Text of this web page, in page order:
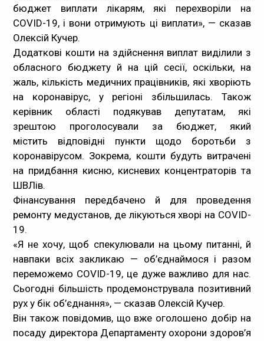
Статистика
Документи
Контакти
Карта сайта
бюджет виплати лікарям, які перехворіли на
COVID-19, і вони отримують ці виплати», — сказав
Олексій Кучер.
Додаткові кошти на здійснення виплат виділили з
обласного бюджету й на цій сесії, оскільки, на
жаль, кількість медичних працівників, які хворіють
на коронавірус, у регіоні збільшилась. Також
керівник області подякував депутатам, які
зрештою проголосували за бюджет, який
містить відповідні пункти щодо боротьби з
коронавірусом. Зокрема, кошти будуть витрачені
на придбання кисню, кисневих концентраторів та
ШВЛів.
Фінансування передбачено й для проведення
ремонту медустанов, де лікуються хворі на COVID-
19.
«Я не хочу, щоб спекулювали на цьому питанні, й
навпаки всіх закликаю — об’єднаймося і разом
переможемо COVID-19, це дуже важливо для нас.
Сьогодні більшість продемонструвала позитивний
рух у бік об’єднання», — сказав Олексій Кучер.
Він також повідомив, що вже оголошено добір на
посаду директора Департаменту охорони здоров’я